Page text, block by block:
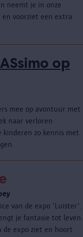
neemt je in onze
en voorziet een extra
op
mee op avontuur met
naar verloren
kinderen zo kennis met
van de expo 'Luister'.
je fantasie tot leven.
expo ziet en hoort.